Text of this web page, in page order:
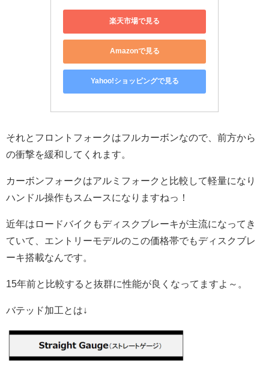
楽天市場で見る
Amazonで見る
Yahoo!ショッピングで見る
それとフロントフォークはフルカーボンなので、前方から
の衝撃を緩和してくれます。
カーボンフォークはアルミフォークと比較して軽量になり
ハンドル操作もスムースになりますねっ！
近年はロードバイクもディスクブレーキが主流になってき
ていて、エントリーモデルのこの価格帯でもディスクブレ
ーキ搭載なんです。
15年前と比較すると抜群に性能が良くなってますよ～。
バテッド加工とは↓